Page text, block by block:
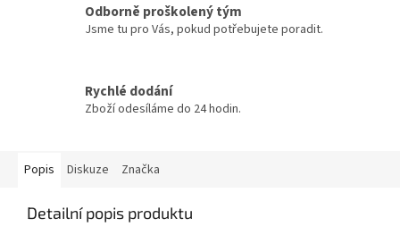
Odborně proškolený tým
Jsme tu pro Vás, pokud potřebujete poradit.
Rychlé dodání
Zboží odesíláme do 24 hodin.
Popis Diskuze Značka
Detailní popis produktu